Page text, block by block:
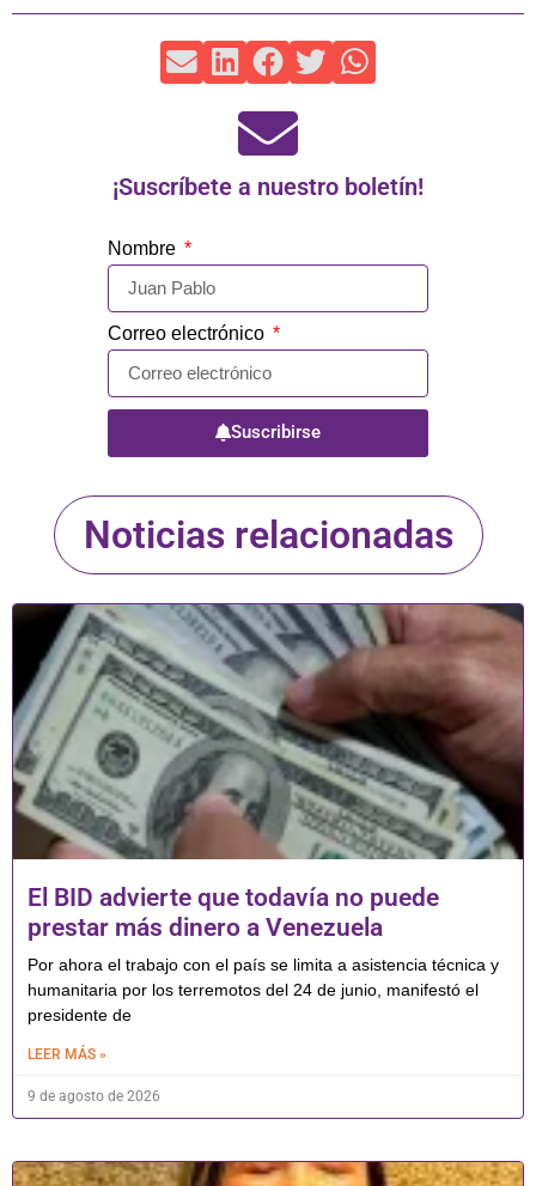
¡Suscríbete a nuestro boletín!
Nombre
Correo electrónico
Suscribirse
Noticias relacionadas
El BID advierte que todavía no puede
prestar más dinero a Venezuela
Por ahora el trabajo con el país se limita a asistencia técnica y
humanitaria por los terremotos del 24 de junio, manifestó el
presidente de
LEER MÁS »
9 de agosto de 2026